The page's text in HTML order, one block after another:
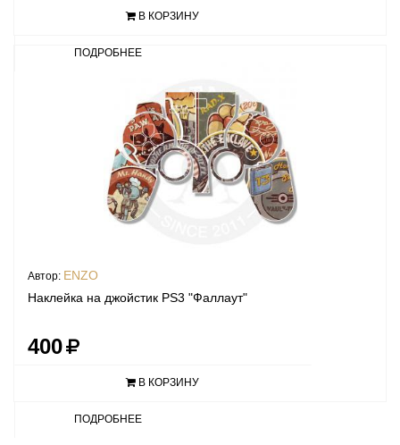
В КОРЗИНУ
ПОДРОБНЕЕ
Автор: ENZO
Наклейка на джойстик PS3 "Фаллаут"
400
В КОРЗИНУ
ПОДРОБНЕЕ